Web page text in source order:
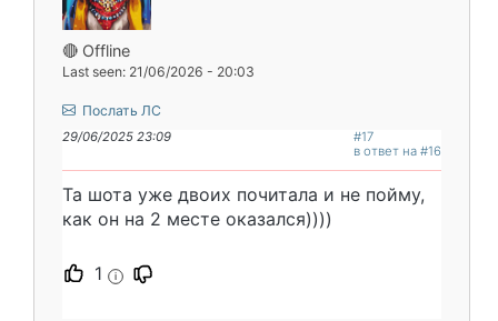
🔴 Offline
Last seen: 21/06/2026 - 20:03
Послать ЛС
29/06/2025 23:09
#17
в ответ на #16
Та шота уже двоих почитала и не пойму,
как он на 2 месте оказался))))
1 i